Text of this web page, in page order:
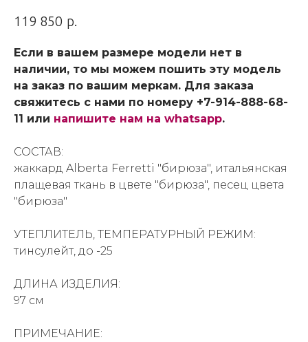
119 850 р.
Если в вашем размере модели нет в
наличии, то мы можем пошить эту модель
на заказ по вашим меркам. Для заказа
свяжитесь с нами по номеру +7-914-888-68-
11 или напишите нам на whatsapp.
СОСТАВ:
жаккард Alberta Ferretti "бирюза", итальянская
плащевая ткань в цвете "бирюза", песец цвета
"бирюза"
УТЕПЛИТЕЛЬ, ТЕМПЕРАТУРНЫЙ РЕЖИМ:
тинсулейт, до -25
ДЛИНА ИЗДЕЛИЯ:
97 см
ПРИМЕЧАНИЕ: